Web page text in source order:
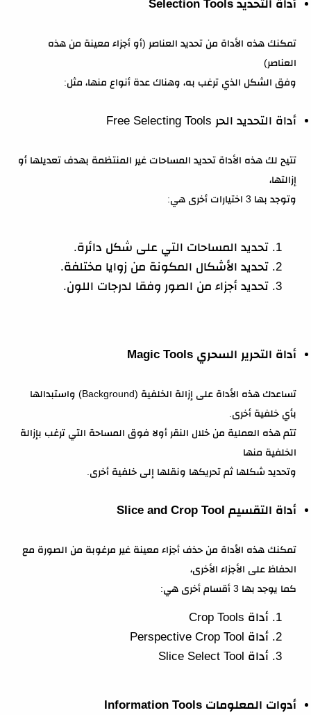
أداة التحديد Selection Tools
تمكنك هذه الأداة من تحديد العناصر (أو أجزاء معينة من هذه
العناصر)
وفق الشكل الذي ترغب به، وهناك عدة أنواع منها، مثل:
أداة التحديد الحر Free Selecting Tools
تتيح لك هذه الأداة تحديد المساحات غير المنتظمة بهدف تعديلها أو
إزالتها،
وتوجد بها 3 اختيارات أخرى هي:
تحديد المساحات التي على شكل دائرة.
تحديد الأشكال المكونة من زوايا مختلفة.
تحديد أجزاء من الصور وفقا لدرجات اللون.
أداة التحرير السحري Magic Tools
تساعدك هذه الأداة على إزالة الخلفية (Background) واستبدالها
بأي خلفية أخرى.
تتم هذه العملية من خلال النقر أولا فوق المساحة التي ترغب بإزالة
الخلفية منها
وتحديد شكلها ثم تحريكها ونقلها إلى خلفية أخرى.
أداة التقسيم Slice and Crop Tool
تمكنك هذه الأداة من حذف أجزاء معينة غير مرغوبة من الصورة مع
الحفاظ على الأجزاء الأخرى،
كما يوجد بها 3 أقسام أخرى هي:
أداة Crop Tools
أداة Perspective Crop Tool
أداة Slice Select Tool
أدوات المعلومات Information Tools